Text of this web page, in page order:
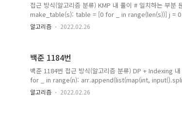
접근 방식(알고리즘 분류) KMP 내 풀이 # 일치하는 부
make_table(s): table = [0 for _ in range(len(s))] j = 0
면서 후퇴 while j > 0 and s[j] != s[i]: j = table[j-1] #같
s[j] == s[i]: table[i] = j + 1 j += 1 return max(table) s
알고리즘 2022.02.26
백준 1184번
백준 1184번 접근 방식(알고리즘 분류) DP + Indexing
for _ in range(n): arr.append(list(map(int,
range(n-b)] for _ in range(n-a)] aArr = [[0 for _ in
aArr[a-1][0] = arr[a-1][b] resultS = [arr[a][b]] resultA
알고리즘 2022.02.26